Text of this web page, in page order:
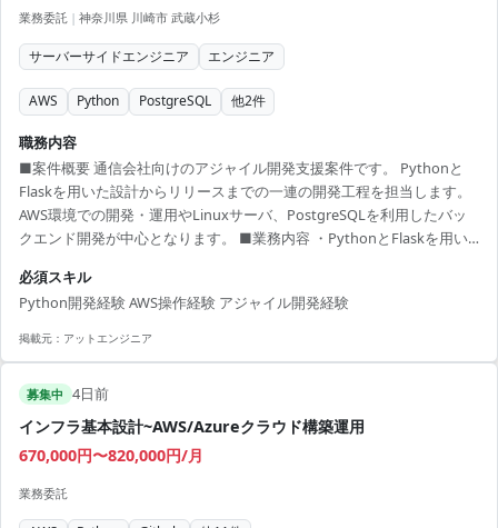
業務委託 | 神奈川県 川崎市 武蔵小杉
サーバーサイドエンジニア エンジニア
AWS Python PostgreSQL 他2件
職務内容
■案件概要 通信会社向けのアジャイル開発支援案件です。 Pythonと
Flaskを用いた設計からリリースまでの一連の開発工程を担当します。
AWS環境での開発・運用やLinuxサーバ、PostgreSQLを利用したバッ
クエンド開発が中心となります。 ■業務内容 ・PythonとFlaskを用い
ラウドネイティブな開発と運用を推進します。 ・アジャイル開発手法
を用いた迅速なリリース対応を行います。 ■開発環境 Python, Flask,
AWS, Linux, PostgreSQL
必須スキル
Python開発経験 AWS操作経験 アジャイル開発経験
掲載元： アットエンジニア
募集中 4日前
インフラ基本設計~AWS/Azureクラウド構築運用
670,000円〜820,000円/月
業務委託